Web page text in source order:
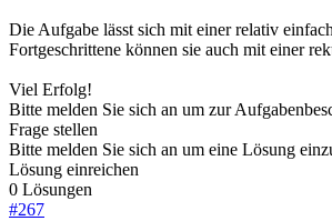
Die Aufgabe lässt sich mit einer relativ
Fortgeschrittene können sie auch mit einer
Viel Erfolg!
Bitte melden Sie sich an um zur
Frage stellen
Bitte melden Sie sich an um eine Lösung
Lösung einreichen
0 Lösungen
#267